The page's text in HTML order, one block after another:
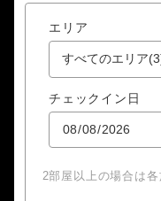
エリア
チェックイン日
2部屋以上の場合は